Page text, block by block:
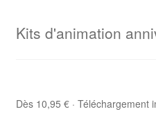
Kits d'animation
Dès 10,95 € · Téléchargement